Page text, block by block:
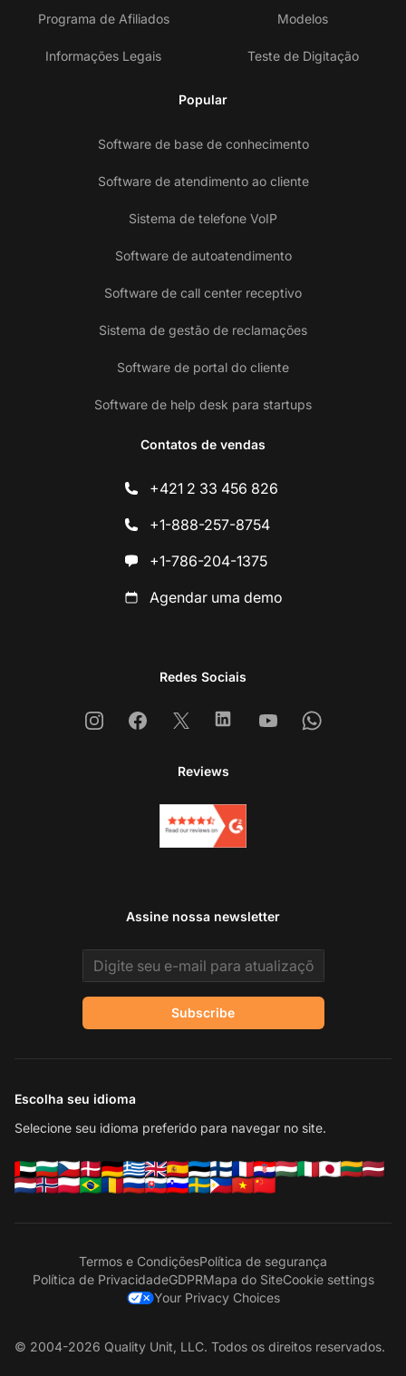
Programa de Afiliados
Informações Legais
Modelos
Teste de Digitação
Popular
Software de base de conhecimento
Software de atendimento ao cliente
Sistema de telefone VoIP
Software de autoatendimento
Software de call center receptivo
Sistema de gestão de reclamações
Software de portal do cliente
Software de help desk para startups
Contatos de vendas
+421 2 33 456 826
+1-888-257-8754
+1-786-204-1375
Agendar uma demo
Redes Sociais
InstagramFacebook
X LinkedinYoutubeWhatsapp
Reviews
Assine nossa newsletter
Email address
Subscribe
Escolha seu idioma
Selecione seu idioma preferido para navegar no site.
Termos e CondiçõesPolítica de segurança
Política de PrivacidadeGDPRMapa do SiteCookie settings
Your Privacy Choices
© 2004-2026 Quality Unit, LLC. Todos os direitos reservados.